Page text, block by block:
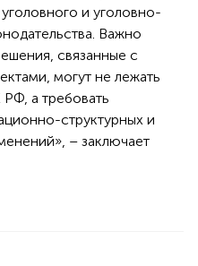
и уголовно-
Важно
связанные с
могут не лежать
а требовать
структурных и
– заключает